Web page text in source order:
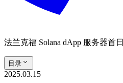
法兰克福 Solana dApp 服务器首
目录
2025.03.15